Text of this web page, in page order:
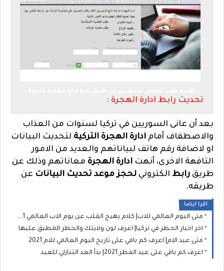
تحديث رابط ادارة الهجرة :
بعد أن عانى السوريين في تركيا لسنوات من العذاب
والاصطفاف أمام ادارة الهجرة التركية لتحديث البيانات
او لاضافة رقم هاتف لبياناتهم والعديد من الامور
التافهة الاخرى، أنهت ادارة الهجرة معاناتهم وذلك عن
طريق رابط الكتروني لحجز موعد تحديث البيانات عن
طريقه.
اقرا ايضا
متى اليوم العالمي للاب| كلام يهيج القلب عن يوم الاب العالمي 2021
اخر اخبار الحظر في تركيا| اعرف لون ولايتك والحظر المطبق عليها
متى عيد الام| اعرف كم باقي على تاريخ اليوم العالمي للام 2021
اعرف كم باقي على عيد الفطر 2021| بدأ العد التنازلي للعيد